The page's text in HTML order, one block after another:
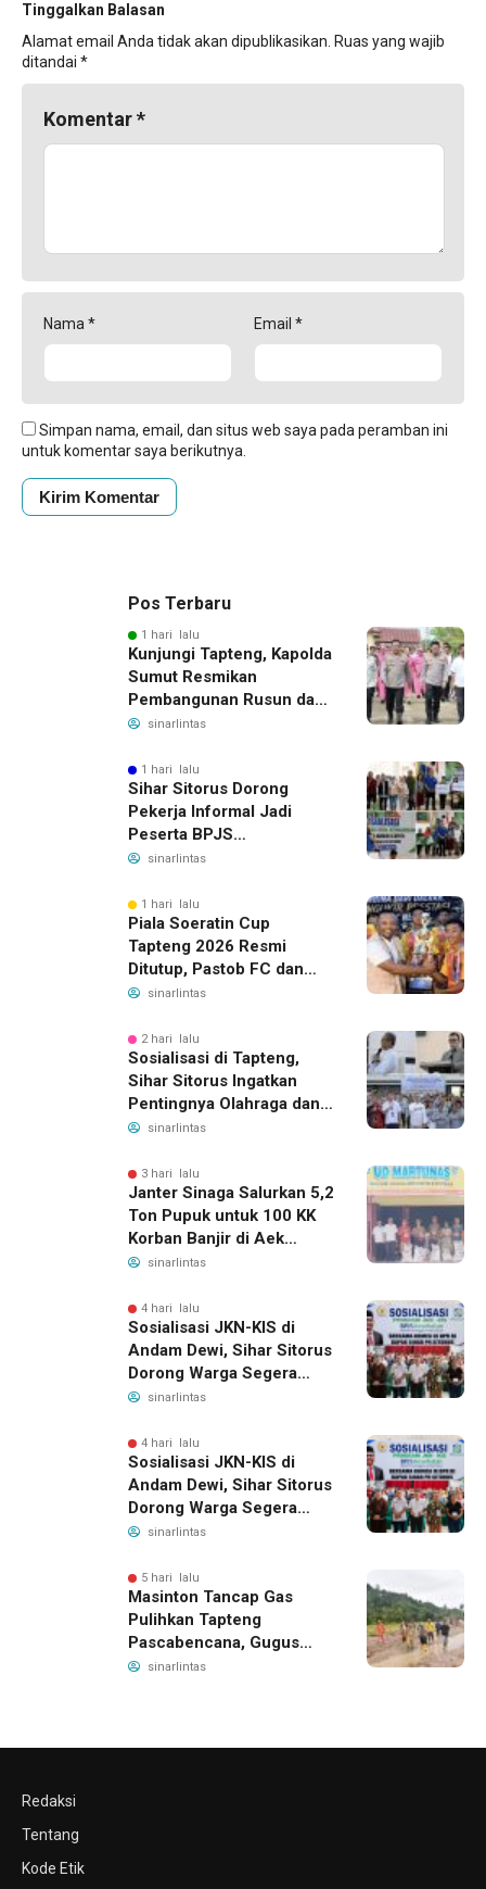
Tinggalkan Balasan
Alamat email Anda tidak akan dipublikasikan. Ruas yang wajib
ditandai *
Komentar*
Nama * Email *
Simpan nama, email, dan situs web saya pada peramban ini
untuk komentar saya berikutnya.
Pos Terbaru
1 hari lalu
Kunjungi Tapteng, Kapolda
Sumut Resmikan
Pembangunan Rusun dan
Benahi Empat Polsek
sinarlintas
1 hari lalu
Sihar Sitorus Dorong
Pekerja Informal Jadi
Peserta BPJS
Ketenagakerjaan, Manfaat
Juta
sinarlintas
1 hari lalu
Piala Soeratin Cup
Tapteng 2026 Resmi
Ditutup, Pastob FC dan
Sahata FC Barus Raih
sinarlintas
2 hari lalu
Sosialisasi di Tapteng,
Sihar Sitorus Ingatkan
Pentingnya Olahraga dan
Deteksi Dini Penyakit
sinarlintas
3 hari lalu
Janter Sinaga Salurkan 5,2
Ton Pupuk untuk 100 KK
Korban Banjir di Aek
Horsik
sinarlintas
4 hari lalu
Sosialisasi JKN-KIS di
Andam Dewi, Sihar Sitorus
Dorong Warga Segera
Daftar BPJS Kesehatan
sinarlintas
4 hari lalu
Sosialisasi JKN-KIS di
Andam Dewi, Sihar Sitorus
Dorong Warga Segera
Daftar BPJS Kesehatan
sinarlintas
5 hari lalu
Masinton Tancap Gas
Pulihkan Tapteng
Pascabencana, Gugus
Tugas SAHATA SAOLOAN
sinarlintas
Redaksi
Tentang
Kode Etik